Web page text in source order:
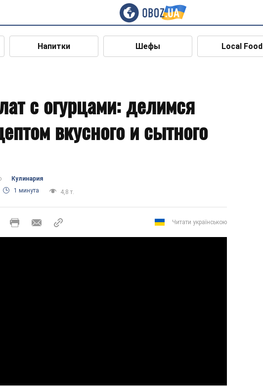
Напитки Шефы Local Food
с огурцами: делимся
вкусного и сытного
Кулинария
1 минута 4,8 т.
Читати українською